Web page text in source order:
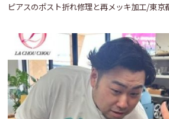
ピアスのポスト折れ修理と再メッキ加工/東京